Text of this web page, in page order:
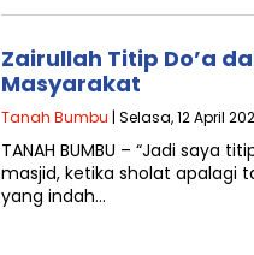
Zairullah Titip Do’a
Masyarakat
Tanah Bumbu | Selasa, 12 April
TANAH BUMBU – “Jadi saya
masjid, ketika sholat apalagi
yang indah…